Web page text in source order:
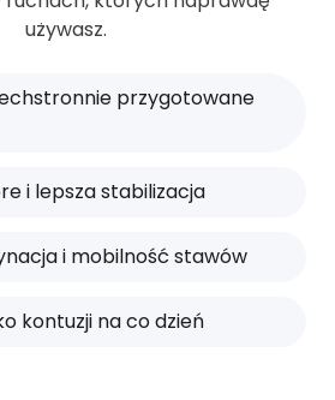
używasz.
przygotowane
i lepsza stabilizacja
i mobilność stawów
kontuzji na co dzień